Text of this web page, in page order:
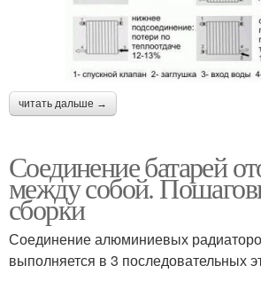
читать дальше →
Соединение батарей
между собой.
сборки
Соединение алюминиевых
выполняется в 3 последовательных